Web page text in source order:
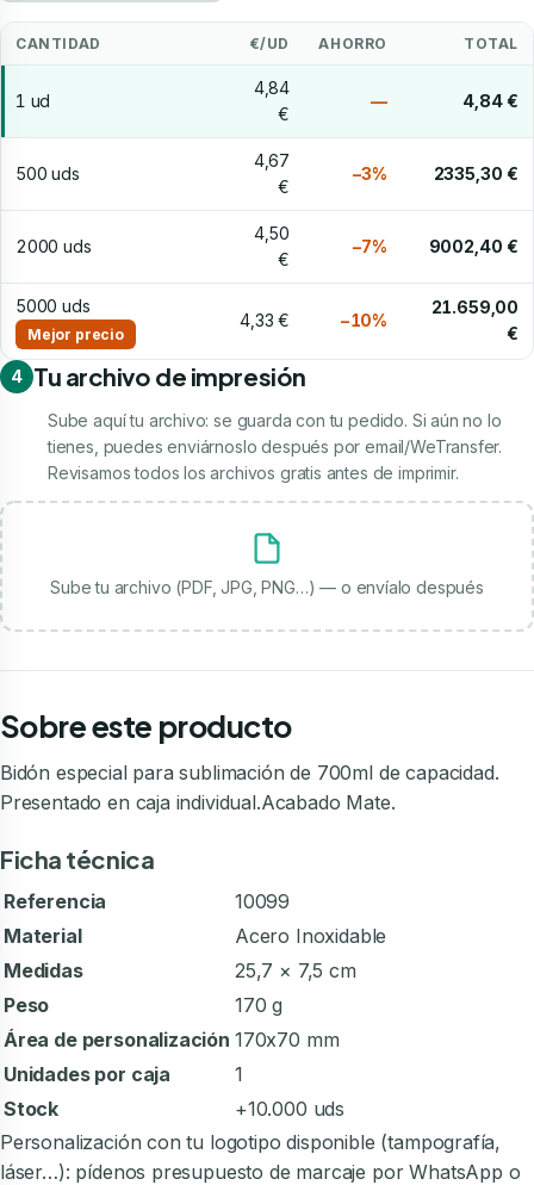
CANTIDAD €/UD AHORRO TOTAL
1 ud
4,84
€
— 4,84 €
500 uds
4,67
€
−3% 2335,30 €
2000 uds
4,50
€
−7% 9002,40 €
5000 uds
Mejor precio
4,33 € −10%
21.659,00
€
4 Tu archivo de impresión
Sube aquí tu archivo: se guarda con tu pedido. Si aún no lo
tienes, puedes enviárnoslo después por email/WeTransfer.
Revisamos todos los archivos gratis antes de imprimir.
Sube tu archivo (PDF, JPG, PNG…) — o envíalo después
Sobre este producto
Bidón especial para sublimación de 700ml de capacidad.
Presentado en caja individual.Acabado Mate.
Ficha técnica
Referencia
10099
Material
Acero Inoxidable
Medidas
25,7 × 7,5 cm
Peso
170 g
Área de personalización 170x70 mm
Unidades por caja
1
Stock
+10.000 uds
Personalización con tu logotipo disponible (tampografía,
láser…): pídenos presupuesto de marcaje por WhatsApp o